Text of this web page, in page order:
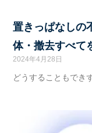
置きっぱなしの
体・撤去すべて
2024年4月28日
どうすることもでき